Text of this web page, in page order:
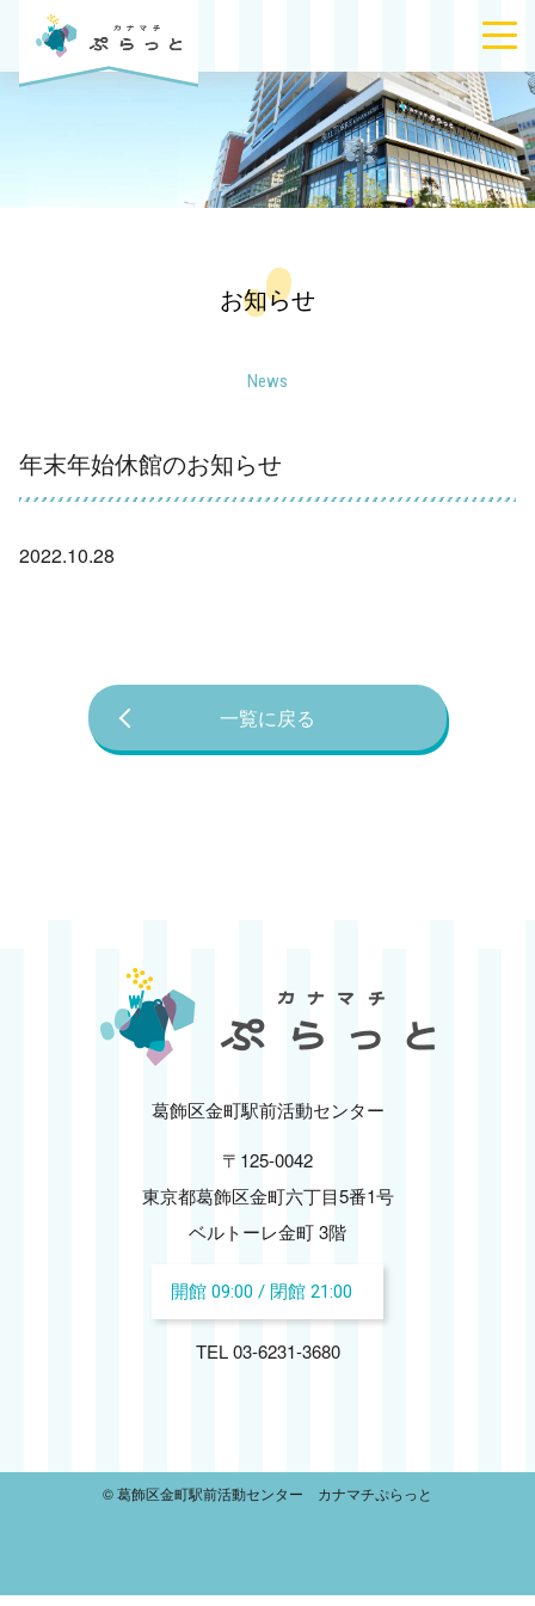
お知らせ
News
年末年始休館のお知らせ
2022.10.28
一覧に戻る
葛飾区金町駅前活動センター
〒125-0042
東京都葛飾区金町六丁目5番1号
ベルトーレ金町 3階
開館 09:00 / 閉館 21:00
TEL 03-6231-3680
© 葛飾区金町駅前活動センター カナマチぷらっと